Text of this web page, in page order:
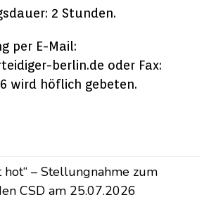
2 Stunden.
per E-Mail:
berlin.de oder Fax:
wird höflich gebeten.
hot“ – Stellungnahme zum
CSD am 25.07.2026